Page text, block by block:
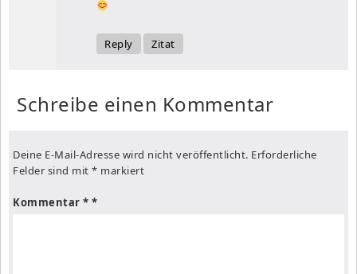
Reply Zitat
Schreibe einen Kommentar
Deine E-Mail-Adresse wird nicht veröffentlicht. Erforderliche
Felder sind mit * markiert
Kommentar *